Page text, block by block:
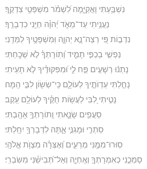
נִשְׁבַּ֥עְתִּי וָאֲקַיֵּ֑מָה לִ֝שְׁמֹ֗ר מִשְׁפְּטֵ֥י צִדְקֶֽךָ׃
נַעֲנֵ֥יתִי עַד־מְאֹ֑ד יְ֝הוָ֗ה חַיֵּ֥נִי כִדְבָרֶֽךָ׃
נִדְב֣וֹת פִּ֭י רְצֵה־נָ֣א יְהוָ֑ה וּֽמִשְׁפָּטֶ֥יךָ לַמְּדֵֽנִי׃
נַפְשִׁ֣י בְכַפִּ֣י תָמִ֑יד וְ֝תֽוֹרָתְךָ֗ לֹ֣א שָׁכָֽחְתִּי׃
נָתְנ֬וּ רְשָׁעִ֣ים פַּ֣ח לִ֑י וּ֝מִפִּקּוּדֶ֗יךָ לֹ֣א תָעִֽיתִי׃
נָחַ֣לְתִּי עֵדְוֺתֶ֣יךָ לְעוֹלָ֑ם כִּֽי־שְׂשׂ֖וֹן לִבִּ֣י הֵֽמָּה׃
נָטִ֣יתִי לִ֭בִּי לַעֲשׂ֥וֹת חֻקֶּ֗יךָ לְעוֹלָ֥ם עֵֽקֶב׃
סֵעֲפִ֥ים שָׂנֵ֑אתִי וְֽתוֹרָתְךָ֥ אָהָֽבְתִּי׃
סִתְרִ֣י וּמָגִנִּ֣י אָ֑תָּה לִדְבָרְךָ֥ יִחָֽלְתִּי׃
סֽוּרוּ־מִמֶּ֥נִּי מְרֵעִ֑ים וְ֝אֶצְּרָ֗ה מִצְוֺ֥ת אֱלֹהָֽי׃
סָמְכֵ֣נִי כְאִמְרָתְךָ֣ וְאֶֽחְיֶ֑ה וְאַל־תְּ֝בִישֵׁ֗נִי מִשִּׂבְרִֽי׃